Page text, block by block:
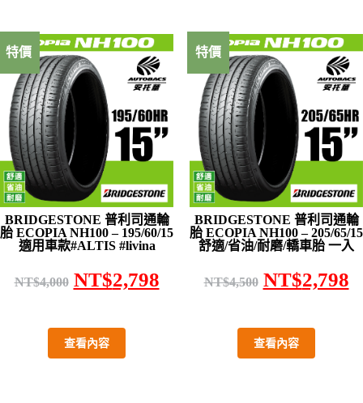
特價
BRIDGESTONE 普利司通輪
胎 ECOPIA NH100 – 195/60/15
適用車款#ALTIS #livina
NT$4,000 NT$2,798
查看內容
特價
BRIDGESTONE 普利司通輪
胎 ECOPIA NH100 – 205/65/15
舒適/省油/耐磨/轎車胎 一入
NT$4,500 NT$2,798
查看內容